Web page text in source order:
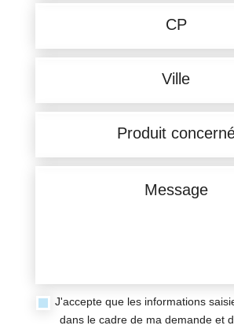
J'accepte que les informations
dans le cadre de ma demande et